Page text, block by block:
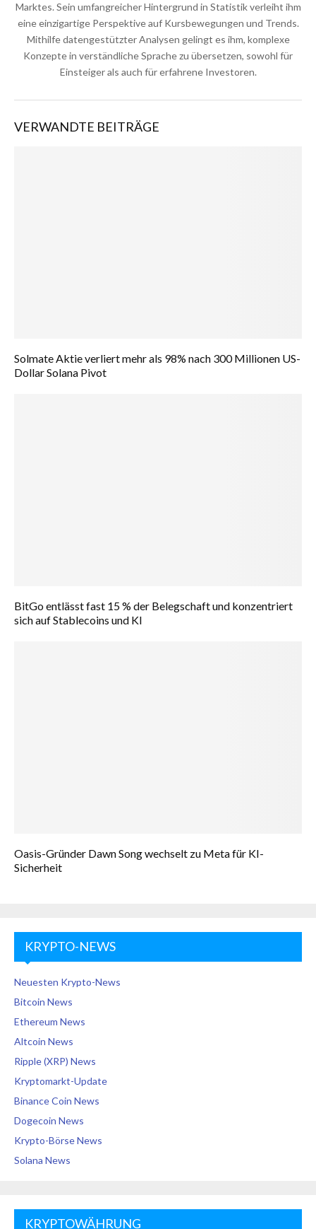
Marktes. Sein umfangreicher Hintergrund in Statistik verleiht ihm
eine einzigartige Perspektive auf Kursbewegungen und Trends.
Mithilfe datengestützter Analysen gelingt es ihm, komplexe
Konzepte in verständliche Sprache zu übersetzen, sowohl für
Einsteiger als auch für erfahrene Investoren.
VERWANDTE BEITRÄGE
Solmate Aktie verliert mehr als 98% nach 300 Millionen US-
Dollar Solana Pivot
BitGo entlässt fast 15 % der Belegschaft und konzentriert
sich auf Stablecoins und KI
Oasis-Gründer Dawn Song wechselt zu Meta für KI-
Sicherheit
KRYPTO-NEWS
Neuesten Krypto-News
Bitcoin News
Ethereum News
Altcoin News
Ripple (XRP) News
Kryptomarkt-Update
Binance Coin News
Dogecoin News
Krypto-Börse News
Solana News
KRYPTOWÄHRUNG